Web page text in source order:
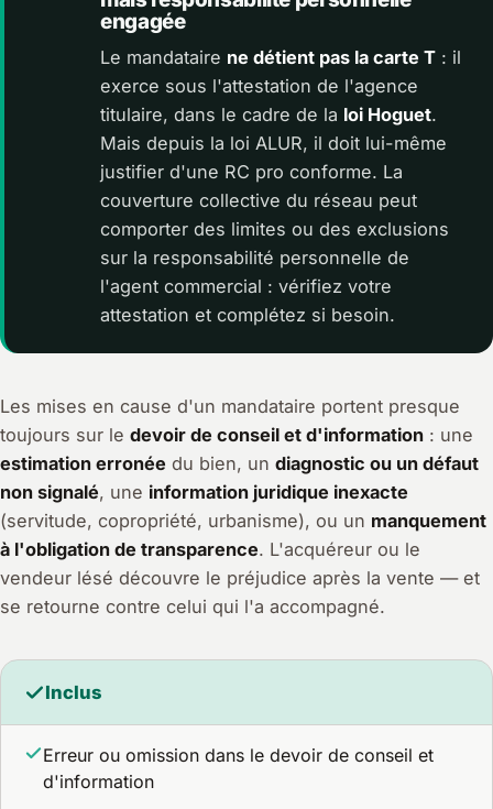
engagée
Le mandataire ne détient pas la carte T : il
exerce sous l'attestation de l'agence
titulaire, dans le cadre de la loi Hoguet.
Mais depuis la loi ALUR, il doit lui-même
justifier d'une RC pro conforme. La
couverture collective du réseau peut
comporter des limites ou des exclusions
sur la responsabilité personnelle de
l'agent commercial : vérifiez votre
attestation et complétez si besoin.
Les mises en cause d'un mandataire portent presque
toujours sur le devoir de conseil et d'information : une
estimation erronée du bien, un diagnostic ou un défaut
non signalé, une information juridique inexacte
(servitude, copropriété, urbanisme), ou un manquement
à l'obligation de transparence. L'acquéreur ou le
vendeur lésé découvre le préjudice après la vente — et
se retourne contre celui qui l'a accompagné.
Inclus
Erreur ou omission dans le devoir de conseil et
d'information